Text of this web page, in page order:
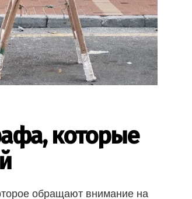
которые
обращают внимание на